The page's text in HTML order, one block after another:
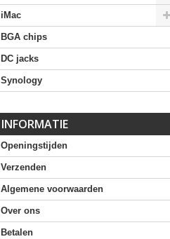
iMac
BGA chips
DC jacks
Synology
INFORMATIE
Openingstijden
Verzenden
Algemene voorwaarden
Over ons
Betalen